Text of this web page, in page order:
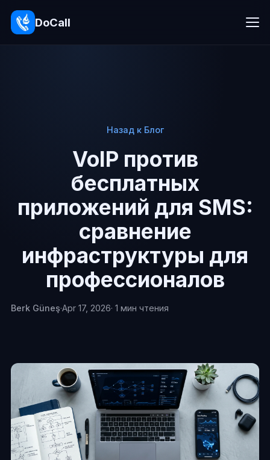
DoCall
Назад к Блог
VoIP против
бесплатных
приложений для SMS:
сравнение
инфраструктуры для
профессионалов
Berk Güneş·Apr 17, 2026· 1 мин чтения